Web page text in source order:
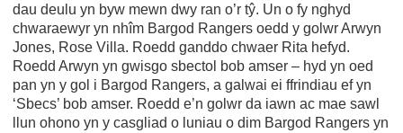
dau deulu yn byw mewn dwy ran o’r tŷ. Un o fy nghyd
chwaraewyr yn nhîm Bargod Rangers oedd y golwr Arwyn
Jones, Rose Villa. Roedd ganddo chwaer Rita hefyd.
Roedd Arwyn yn gwisgo sbectol bob amser – hyd yn oed
pan yn y gol i Bargod Rangers, a galwai ei ffrindiau ef yn
‘Sbecs’ bob amser. Roedd e’n golwr da iawn ac mae sawl
llun ohono yn y casgliad o luniau o dim Bargod Rangers yn